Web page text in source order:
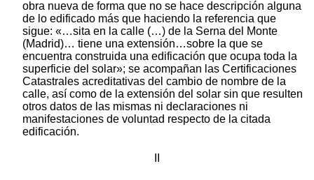
obra nueva de forma que no se hace descripción alguna
de lo edificado más que haciendo la referencia que
sigue: «…sita en la calle (…) de la Serna del Monte
(Madrid)… tiene una extensión…sobre la que se
encuentra construida una edificación que ocupa toda la
superficie del solar»; se acompañan las Certificaciones
Catastrales acreditativas del cambio de nombre de la
calle, así como de la extensión del solar sin que resulten
otros datos de las mismas ni declaraciones ni
manifestaciones de voluntad respecto de la citada
edificación.